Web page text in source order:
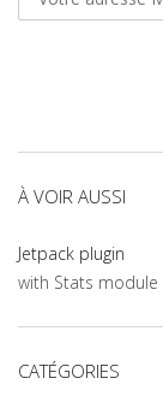
À VOIR AUSSI
Jetpack plugin
with Stats
CATÉGORIES